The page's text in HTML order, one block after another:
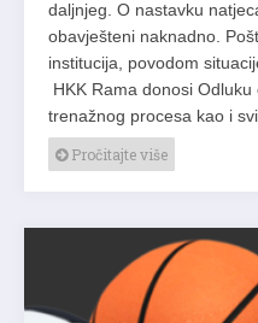
daljnjeg. O nastavku
obavješteni naknadno.
institucija, povodom
HKK Rama donosi
trenažnog procesa kao i
Pročitajte više